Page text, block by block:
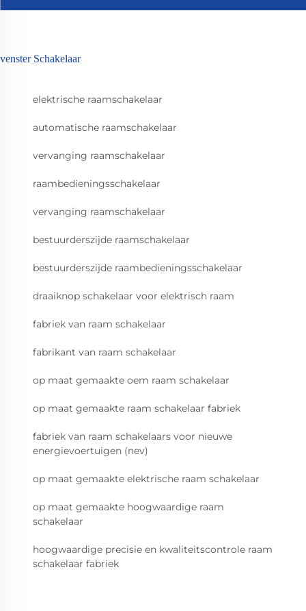
venster Schakelaar
elektrische raamschakelaar
automatische raamschakelaar
vervanging raamschakelaar
raambedieningsschakelaar
vervanging raamschakelaar
bestuurderszijde raamschakelaar
bestuurderszijde raambedieningsschakelaar
draaiknop schakelaar voor elektrisch raam
fabriek van raam schakelaar
fabrikant van raam schakelaar
op maat gemaakte oem raam schakelaar
op maat gemaakte raam schakelaar fabriek
fabriek van raam schakelaars voor nieuwe
energievoertuigen (nev)
op maat gemaakte elektrische raam schakelaar
op maat gemaakte hoogwaardige raam
schakelaar
hoogwaardige precisie en kwaliteitscontrole raam
schakelaar fabriek